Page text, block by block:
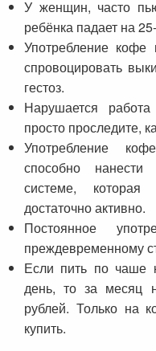
У женщин, часто
ребёнка падает на
Употребление
спровоцировать
гестоз.
Нарушается работа
просто проследите,
Употребление
способно
системе,
достаточно активно.
Постоянное
преждевременному
Если пить по чаше
день, то за месяц
рублей. Только на
купить.